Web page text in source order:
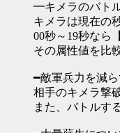
━キメラのバト
キメラは現在の
00秒～19秒なら
その属性値を比
━敵軍兵力を減
相手のキメラ撃
また、バトルす